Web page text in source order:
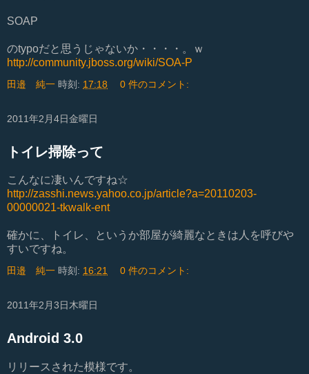
SOAP
のtypoだと思うじゃないか・・・・。ｗ
http://community.jboss.org/wiki/SOA-P
田邉 純一 時刻: 17:18 0 件のコメント:
2011年2月4日金曜日
トイレ掃除って
こんなに凄いんですね☆
http://zasshi.news.yahoo.co.jp/article?a=20110203-
00000021-tkwalk-ent
確かに、トイレ、というか部屋が綺麗なときは人を呼びや
すいですね。
田邉 純一 時刻: 16:21 0 件のコメント:
2011年2月3日木曜日
Android 3.0
リリースされた模様です。